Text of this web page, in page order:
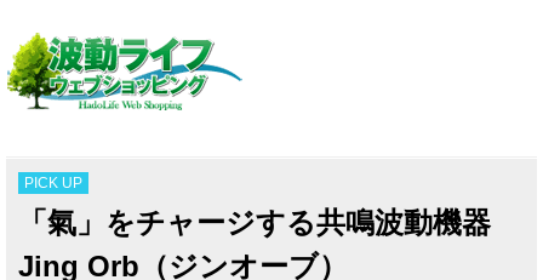
PICK UP
「氣」をチャージする共鳴波動機器
Jing Orb（ジンオーブ）